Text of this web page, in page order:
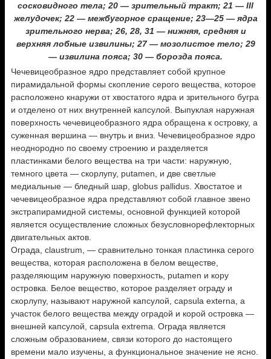
сосковидного тела; 20 — зрительный тракт; 21 — III
желудочек; 22 — межбугорное сращение; 23—25 — ядра
зрительного нерва; 26, 28, 31 — нижняя, средняя и
верхняя лобные извилины; 27 — мозолистое тело; 29
— извилина пояса; 30 — борозда пояса.
Чечевицеобразное ядро представляет собой крупное
пирамидальной формы скопление серого вещества, которое
расположено кнаружи от хвостатого ядра и зрительного бугра
и отделено от них внутренней капсулой. Выпуклая наружная
поверхность чечевицеобразного ядра обращена к островку, а
суженная вершина — внутрь и вниз. Чечевицеобразное ядро
неоднородно по своему строению и разделяется
пластинками белого вещества на три части: наружную,
темного цвета — скорлупу, putamen, и две светлые
медиальные — бледный шар, globus pallidus. Хвостатое и
чечевицеобразное ядра представляют собой главное звено
экстрапирамидной системы, основной функцией которой
является осуществление сложных безусловнорефлекторных
двигательных актов.
Ограда, claustrum, — сравнительно тонкая пластинка серого
вещества, которая расположена в белом веществе,
разделяющим наружную поверхность, putamen и кору
островка. Белое вещество, которое разделяет ограду и
скорлупу, называют наружной капсулой, capsula externa, а
участок белого вещества между оградой и корой островка —
внешней капсулой, capsula extrema. Ограда является
сложным образованием, связи которого до настоящего
времени мало изучены, а функциональное значение не ясно.